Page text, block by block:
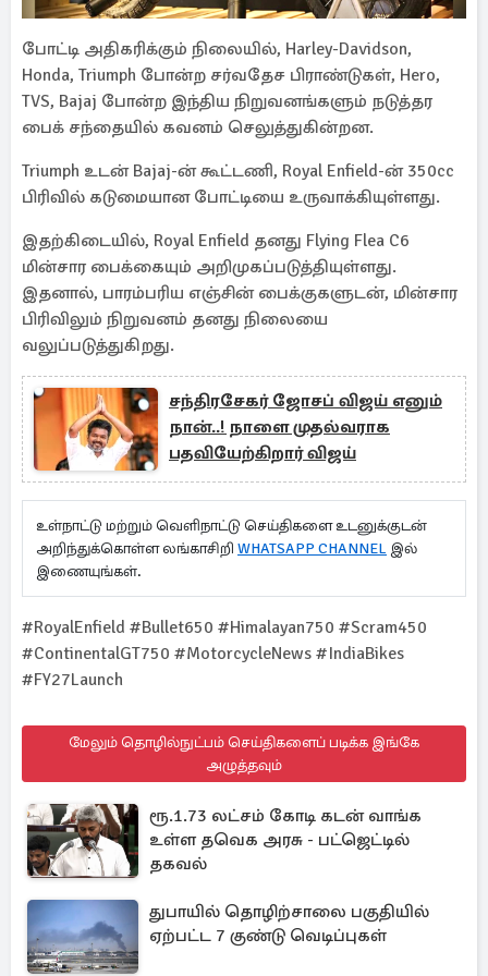
போட்டி அதிகரிக்கும் நிலையில், Harley-Davidson,
Honda, Triumph போன்ற சர்வதேச பிராண்டுகள், Hero,
TVS, Bajaj போன்ற இந்திய நிறுவனங்களும் நடுத்தர
பைக் சந்தையில் கவனம் செலுத்துகின்றன.
Triumph உடன் Bajaj-ன் கூட்டணி, Royal Enfield-ன் 350cc
பிரிவில் கடுமையான போட்டியை உருவாக்கியுள்ளது.
இதற்கிடையில், Royal Enfield தனது Flying Flea C6
மின்சார பைக்கையும் அறிமுகப்படுத்தியுள்ளது.
இதனால், பாரம்பரிய எஞ்சின் பைக்குகளுடன், மின்சார
பிரிவிலும் நிறுவனம் தனது நிலையை
வலுப்படுத்துகிறது.
சந்திரசேகர் ஜோசப் விஜய் எனும்
நான்..! நாளை முதல்வராக
பதவியேற்கிறார் விஜய்
உள்நாட்டு மற்றும் வெளிநாட்டு செய்திகளை உடனுக்குடன்
அறிந்துக்கொள்ள லங்காசிறி WHATSAPP CHANNEL இல்
இணையுங்கள்.
#RoyalEnfield #Bullet650 #Himalayan750 #Scram450
#ContinentalGT750 #MotorcycleNews #IndiaBikes
#FY27Launch
மேலும் தொழில்நுட்பம் செய்திகளைப் படிக்க இங்கே
அழுத்தவும்
ரூ.1.73 லட்சம் கோடி கடன் வாங்க
உள்ள தவெக அரசு - பட்ஜெட்டில்
தகவல்
துபாயில் தொழிற்சாலை பகுதியில்
ஏற்பட்ட 7 குண்டு வெடிப்புகள்